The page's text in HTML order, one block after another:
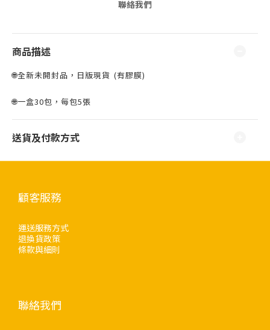
聯絡我們
商品描述
🌐全新未開封品，日版現貨 ⁣⁣(有膠膜)
🌐一盒30包，每包5張
送貨及付款方式
顧客服務
運送服務方式
退換貨政策
條款與細則
聯絡我們